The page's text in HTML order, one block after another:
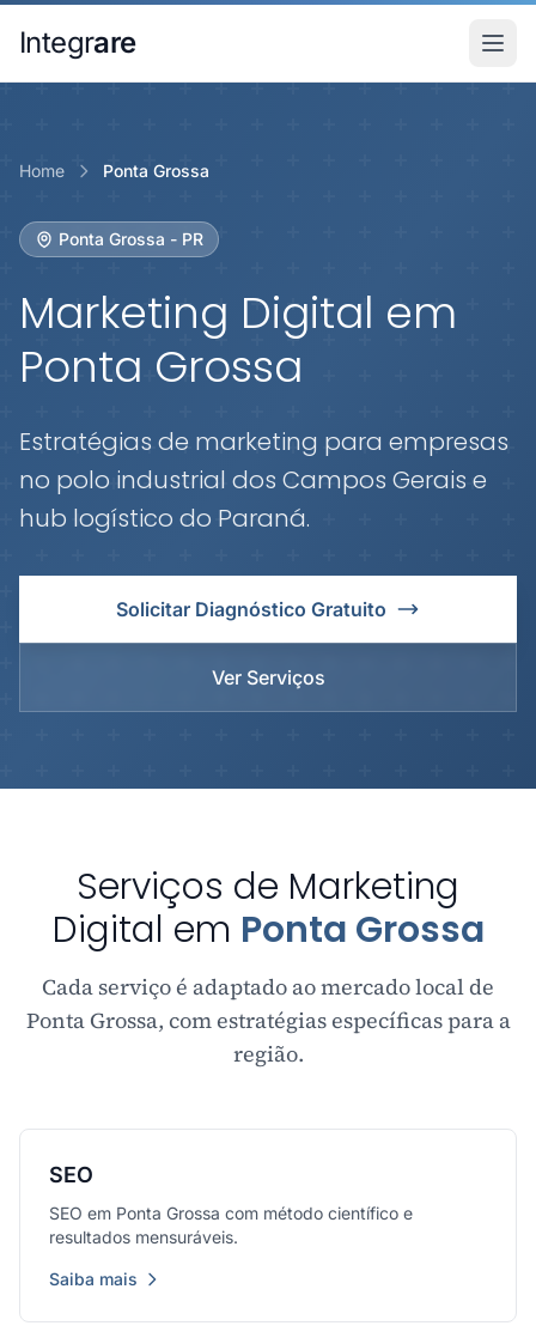
Integrare
Home Ponta Grossa
Ponta Grossa - PR
Marketing Digital em
Ponta Grossa
Estratégias de marketing para empresas
no polo industrial dos Campos Gerais e
hub logístico do Paraná.
Solicitar Diagnóstico Gratuito
Ver Serviços
Serviços de Marketing
Digital em Ponta Grossa
Cada serviço é adaptado ao mercado local de
Ponta Grossa, com estratégias específicas para a
região.
SEO
SEO em Ponta Grossa com método científico e
resultados mensuráveis.
Saiba mais